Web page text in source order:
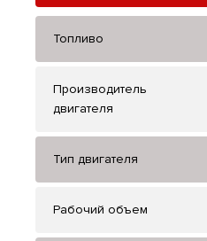
Топливо
Производитель
двигателя
Тип двигателя
Рабочий объем